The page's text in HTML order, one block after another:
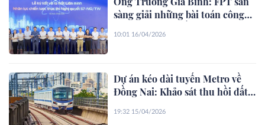
sàng giải những bài toán công
10:01 16/04/2026
Dự án kéo dài tuyến Metro về
Đồng Nai: Khảo sát thu hồi đất
19:32 15/04/2026